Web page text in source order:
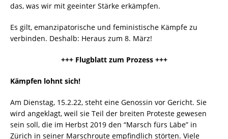
das, was wir mit geeinter Stärke erkämpfen.
Es gilt, emanzipatorische und feministische Kämpfe zu
verbinden. Deshalb: Heraus zum 8. März!
+++ Flugblatt zum Prozess +++
Kämpfen lohnt sich!
Am Dienstag, 15.2.22, steht eine Genossin vor Gericht. Sie
wird angeklagt, weil sie Teil der breiten Proteste gewesen
sein soll, die im Herbst 2019 den “Marsch fürs Läbe” in
Zürich in seiner Marschroute empfindlich störten. Viele